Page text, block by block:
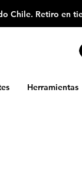
Chile. Retiro en
Herramientas